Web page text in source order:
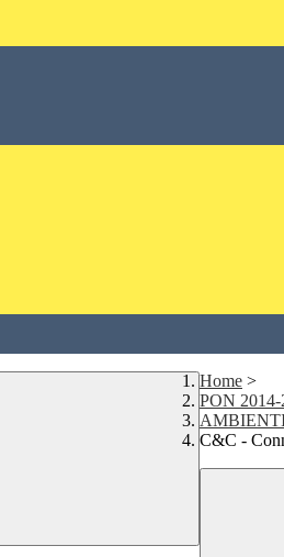
Home >
PON 2014-
C&C -